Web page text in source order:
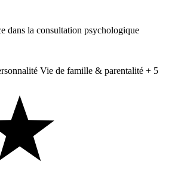
dans la consultation psychologique
Vie de famille & parentalité + 5